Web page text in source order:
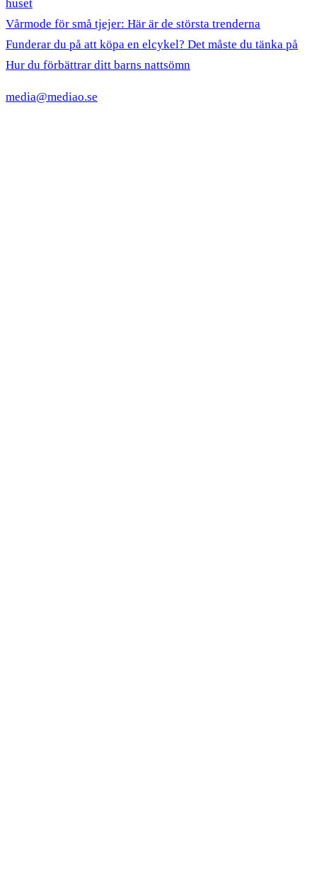
huset
Vårmode för små tjejer: Här är de största trenderna
Funderar du på att köpa en elcykel? Det måste du tänka på
Hur du förbättrar ditt barns nattsömn
media@mediao.se